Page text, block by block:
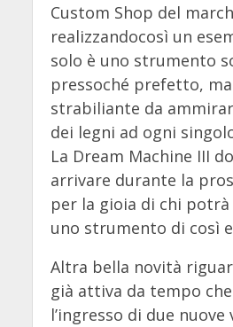
Custom Shop del
realizzandocosì un
solo è uno strumento
pressoché prefetto,
strabiliante da
dei legni ad ogni
La Dream Machine III
arrivare durante la
per la gioia di chi
uno strumento di così
Altra bella novità
già attiva da tempo
l’ingresso di due nuove